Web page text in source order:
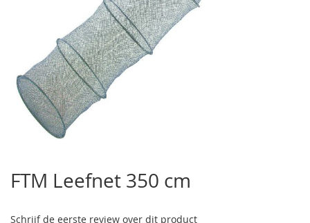
het
begin
de
FTM Leefnet 350 cm
Schrijf de eerste review over dit product